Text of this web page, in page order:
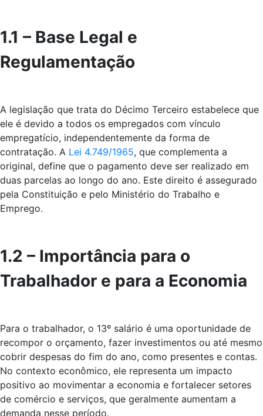
1.1 – Base Legal e
Regulamentação
A legislação que trata do Décimo Terceiro estabelece que
ele é devido a todos os empregados com vínculo
empregatício, independentemente da forma de
contratação. A Lei 4.749/1965, que complementa a
original, define que o pagamento deve ser realizado em
duas parcelas ao longo do ano. Este direito é assegurado
pela Constituição e pelo Ministério do Trabalho e
Emprego.
1.2 – Importância para o
Trabalhador e para a Economia
Para o trabalhador, o 13º salário é uma oportunidade de
recompor o orçamento, fazer investimentos ou até mesmo
cobrir despesas do fim do ano, como presentes e contas.
No contexto econômico, ele representa um impacto
positivo ao movimentar a economia e fortalecer setores
de comércio e serviços, que geralmente aumentam a
demanda nesse período.